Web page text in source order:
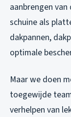
aanbrengen
schuine als
dakpannen,
optimale
Maar we doen
toegewijde
verhelpen van